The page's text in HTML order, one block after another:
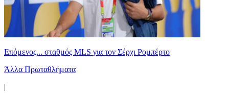
Επόμενος... σταθμός MLS για τον Σέρχι Ρομπέρτο
Άλλα Πρωταθλήματα
|